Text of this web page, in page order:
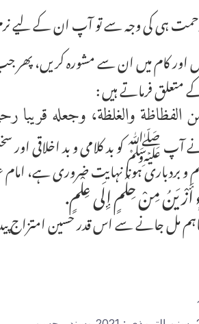
ہی کی وجہ سے تو آپ ان کے لیے
کام میں ان سے مشورہ کریں، پھر
متعلق فرماتے ہیں :
الفظاظة والغلظة، وجعله قريبا
نے آپ ﷺ کو بد کلامی و بد اخلاقی
بردباری ہونا نہایت ضروری ہے، امام
مِنْ حِلْمٍ إِلَى عِلْمٍ.
مل جانے سے اس قدر حسین امتزاج